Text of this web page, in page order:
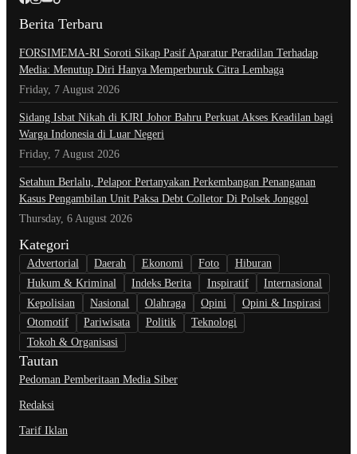
Berita Terbaru
​FORSIMEMA-RI Soroti Sikap Pasif Aparatur Peradilan Terhadap
Media: Menutup Diri Hanya Memperburuk Citra Lembaga
Friday, 7 August 2026
Sidang Isbat Nikah di KJRI Johor Bahru Perkuat Akses Keadilan bagi
Warga Indonesia di Luar Negeri
Friday, 7 August 2026
Setahun Berlalu, Pelapor Pertanyakan Perkembangan Penanganan
Kasus Pengambilan Unit Paksa Debt Colletor Di Polsek Jonggol
Thursday, 6 August 2026
Kategori
Advertorial Daerah Ekonomi Foto
Hiburan
Hukum & Kriminal
Indeks Berita Inspiratif
Internasional
Kepolisian
Nasional Olahraga Opini
Opini & Inspirasi
Otomotif
Pariwisata Politik
Teknologi
Tokoh & Organisasi
Tautan
Pedoman Pemberitaan Media Siber
Redaksi
Tarif Iklan